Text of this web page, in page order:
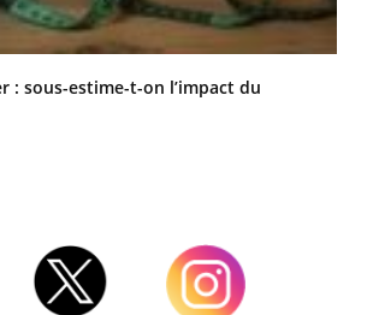
: sous-estime-t-on l’impact du